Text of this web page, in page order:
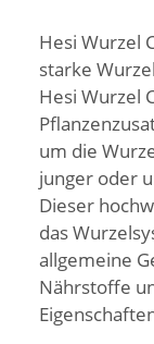
Hesi Wurzel
starke
Hesi Wurzel
um die
junger oder
Dieser
das
allgemeine
Nährstoffe